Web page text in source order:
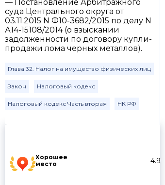
Хорошее
место
4.9
— Постановление Арбитражного
суда Центрального округа от
03.11.2015 N Ф10-3682/2015 по делу N
А14-15108/2014 (о взыскании
задолженности по договору купли-
продажи лома черных металлов).
Глава 32. Налог на имущество физических лиц
Закон Налоговый кодекс
Налоговый кодекс Часть вторая НК РФ